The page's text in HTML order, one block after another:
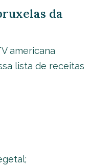
da
americana
lista de receitas